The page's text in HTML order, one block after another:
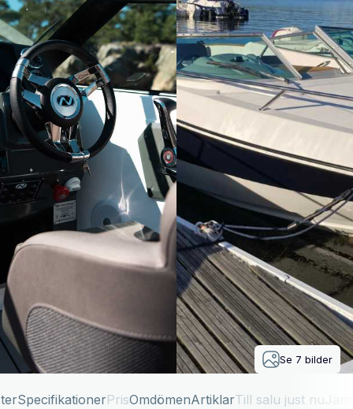
Se 7 bilder
SpecifikationerPrisOmdömenArtiklarTill salu just nu